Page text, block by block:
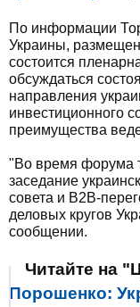
По информации
Украины,
состоится
обсуждаться
направления
инвестиционного
преимущества
"Во время форума
заседание
совета и B2B-
деловых кругов
сообщении.
Читайте на
Порошенко: